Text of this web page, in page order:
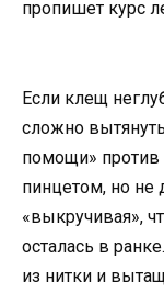
пропишет курс
Если клещ
сложно
помощи»
пинцетом, но не
«выкручивая»,
осталась в
из нитки и